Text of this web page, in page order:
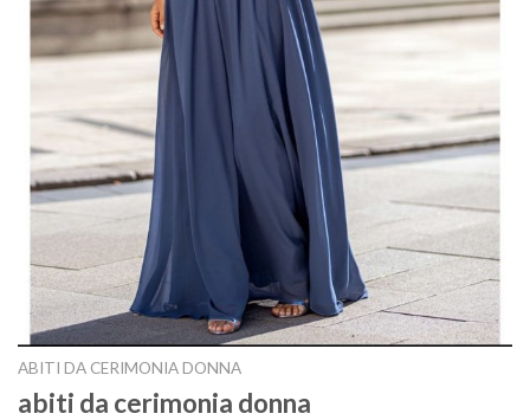
ABITI DA CERIMONIA DONNA
abiti da cerimonia donna